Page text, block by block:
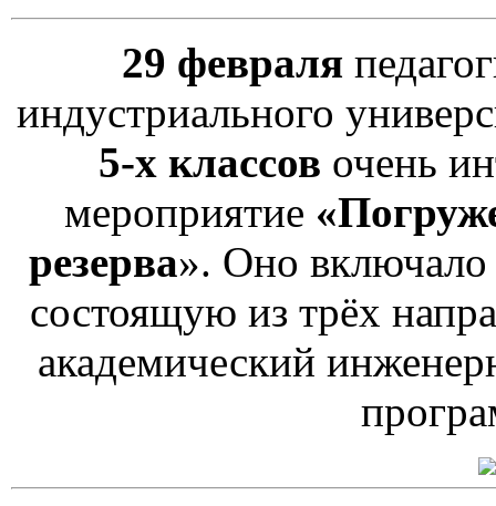
29 февраля
индустриального
5-х классов очень
мероприятие
резерва». Оно включало
состоящую из трёх
академический